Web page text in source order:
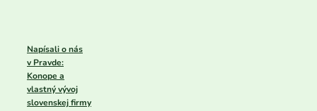
Napísali o nás
v Pravde:
Konope a
vlastný vývoj
slovenskej firmy